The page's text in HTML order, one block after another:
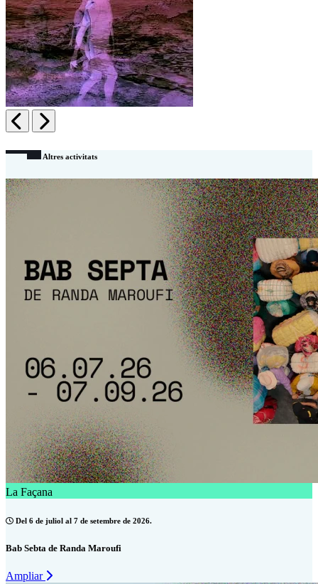
AnteriorSiguiente
Altres activitats
La Façana
Del 6 de juliol al 7 de setembre de 2026.
Bab Sebta de Randa Maroufi
Ampliar